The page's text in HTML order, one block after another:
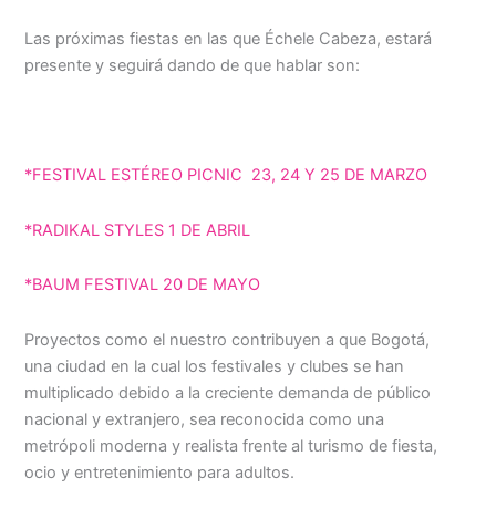
Las próximas fiestas en las que Échele Cabeza, estará
presente y seguirá dando de que hablar son:
*FESTIVAL ESTÉREO PICNIC 23, 24 Y 25 DE MARZO
*RADIKAL STYLES 1 DE ABRIL
*BAUM FESTIVAL 20 DE MAYO
Proyectos como el nuestro contribuyen a que Bogotá,
una ciudad en la cual los festivales y clubes se han
multiplicado debido a la creciente demanda de público
nacional y extranjero, sea reconocida como una
metrópoli moderna y realista frente al turismo de fiesta,
ocio y entretenimiento para adultos.